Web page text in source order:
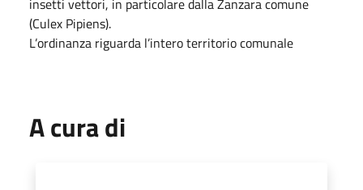
(Culex Pipiens).
L’ordinanza riguarda l’intero territorio comunale
A cura di